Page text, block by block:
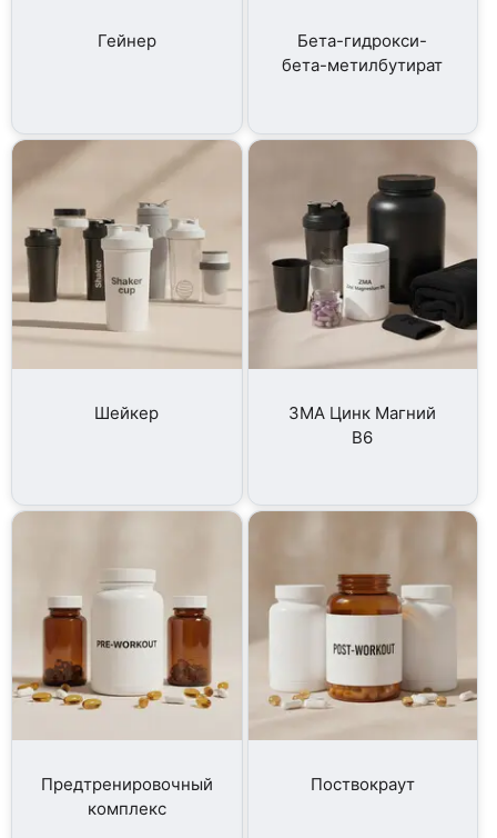
Гейнер
Бета-гидрокси-
бета-метилбутират
Шейкер
ЗМА Цинк Магний
B6
Предтренировочный
комплекс
Поствокраут